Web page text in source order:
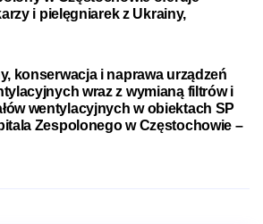
i pielęgniarek z Ukrainy,
konserwacja i naprawa urządzeń
wraz z wymianą filtrów i
wentylacyjnych w obiektach SP
Zespolonego w Częstochowie –